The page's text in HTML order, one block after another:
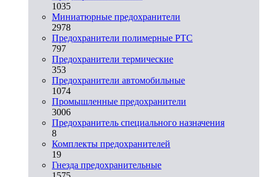
1035
Миниатюрные предохранители
2978
Предохранители полимерные PTC
797
Предохранители термические
353
Предохранители автомобильные
1074
Промышленные предохранители
3006
Предохранитель специального назначения
8
Комплекты предохранителей
19
Гнезда предохранительные